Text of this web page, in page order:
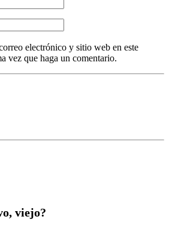
electrónico y sitio web en este
vez que haga un comentario.
viejo?